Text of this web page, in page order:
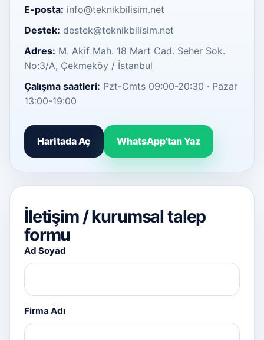
E-posta: info@teknikbilisim.net
Destek: destek@teknikbilisim.net
Adres: M. Akif Mah. 18 Mart Cad. Seher Sok.
No:3/A, Çekmeköy / İstanbul
Çalışma saatleri: Pzt-Cmts 09:00-20:30 · Pazar
13:00-19:00
Haritada Aç WhatsApp'tan Yaz
İletişim / kurumsal talep
formu
Ad Soyad
Firma Adı